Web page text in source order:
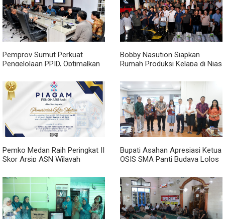
Pemprov Sumut Perkuat
Pengelolaan PPID, Optimalkan
Nomor 2 Tahun 2026
Bobby Nasution Siapkan
Rumah Produksi Kelapa di Nias
Pemko Medan Raih Peringkat II
Skor Arsip ASN Wilayah
Bupati Asahan Apresiasi Ketua
OSIS SMA Panti Budaya Lolos
Nasional